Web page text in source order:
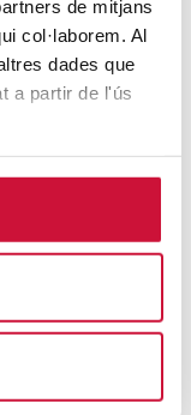
de mitjans
col·laborem. Al
dades que
a partir de l'ús